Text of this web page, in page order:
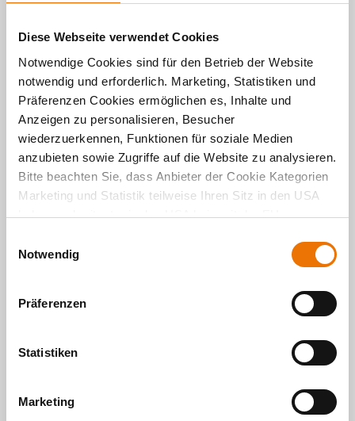
Diese Webseite verwendet Cookies
Notwendige Cookies sind für den Betrieb der Website
notwendig und erforderlich. Marketing, Statistiken und
Präferenzen Cookies ermöglichen es, Inhalte und
Anzeigen zu personalisieren, Besucher
wiederzuerkennen, Funktionen für soziale Medien
anzubieten sowie Zugriffe auf die Website zu analysieren.
Bitte beachten Sie, dass Anbieter der Cookie Kategorien
Marketing und Statistik teilweise Ihren Sitz in den USA
haben und mitunter in den USA kein mit der EU
gewährleistet werden kann. Für weitere Informationen
“. Das Impressum finden Siehier.
Notwendig
Präferenzen
Statistiken
Marketing
Michael Divé
Michael Divé ist Teamleiter Kommunikation und
Immobilien Treuhand GmbH.